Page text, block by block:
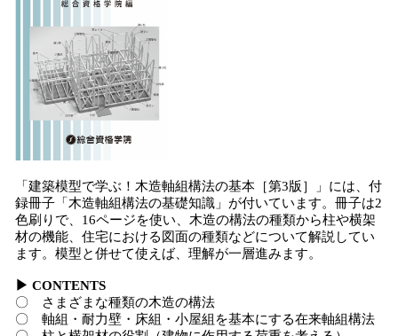
「建築模型で学ぶ！木造軸組構法の基本［第3版］」には、付
録冊子「木造軸組構法の基礎知識」が付いています。冊子は2
色刷りで、16ページを使い、木造の構法の種類から柱や横架
材の機能、住宅における図面の種類などについて解説してい
ます。模型と併せて使えば、理解が一層進みます。
▶ CONTENTS
〇 さまざまな種類の木造の構法
〇 軸組・耐力壁・床組・小屋組を基本にする在来軸組構法